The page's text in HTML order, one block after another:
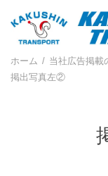
ホーム
当社広告掲載
掲出写真左②